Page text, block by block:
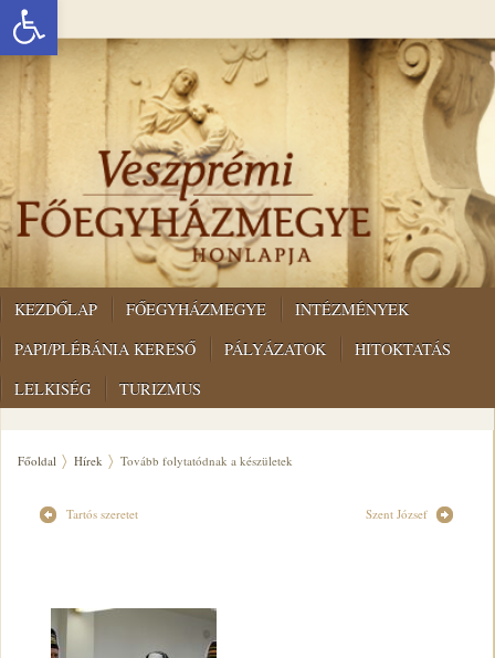
KEZDŐLAP FŐEGYHÁZMEGYE
INTÉZMÉNYEK
PAPI/PLÉBÁNIA KERESŐ
PÁLYÁZATOK
HITOKTATÁS
LELKISÉG
TURIZMUS
Főoldal Hírek Tovább folytatódnak a készületek
Tartós szeretet Szent József